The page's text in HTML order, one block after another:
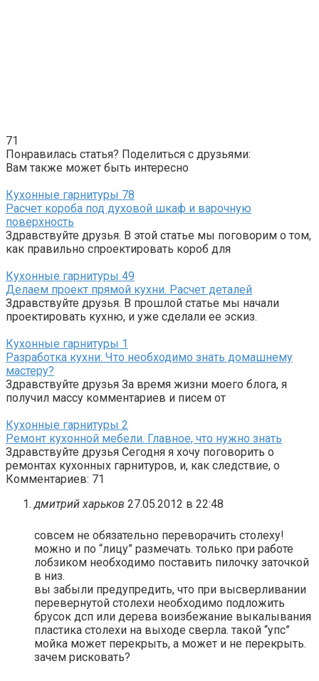
71
Понравилась статья? Поделиться с друзьями:
Вам также может быть интересно
Кухонные гарнитуры 78
Расчет короба под духовой шкаф и варочную
поверхность
Здравствуйте друзья. В этой статье мы поговорим о том,
как правильно спроектировать короб для
Кухонные гарнитуры 49
Делаем проект прямой кухни. Расчет деталей
Здравствуйте друзья. В прошлой статье мы начали
проектировать кухню, и уже сделали ее эскиз.
Кухонные гарнитуры 1
Разработка кухни: Что необходимо знать домашнему
мастеру?
Здравствуйте друзья За время жизни моего блога, я
получил массу комментариев и писем от
Кухонные гарнитуры 2
Ремонт кухонной мебели. Главное, что нужно знать
Здравствуйте друзья Сегодня я хочу поговорить о
ремонтах кухонных гарнитуров, и, как следствие, о
Комментариев: 71
дмитрий харьков 27.05.2012 в 22:48
совсем не обязательно переворачить столеху!
можно и по “лицу” размечать. только при работе
лобзиком необходимо поставить пилочку заточкой
в низ.
вы забыли предупредить, что при высверливании
перевернутой столехи необходимо подложить
брусок дсп или дерева воизбежание выкалывания
пластика столехи на выходе сверла. такой “упс”
мойка может перекрыть, а может и не перекрыть.
зачем рисковать?